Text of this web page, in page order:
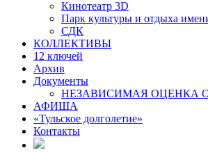
Кинотеатр 3D
Парк культуры и отдыха
СДК
КОЛЛЕКТИВЫ
12 ключей
Архив
Документы
НЕЗАВИСИМАЯ ОЦЕНКА
АФИША
«Тульское долголетие»
Контакты